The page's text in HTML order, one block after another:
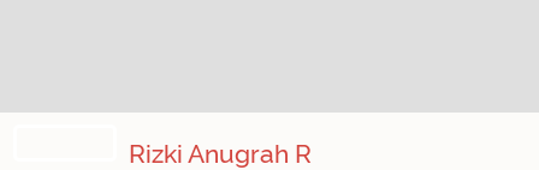
Rizki Anugrah R